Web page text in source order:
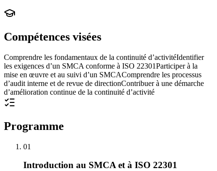
Compétences visées
Comprendre les fondamentaux de la continuité d’activitéIdentifier
les exigences d’un SMCA conforme à ISO 22301Participer à la
mise en œuvre et au suivi d’un SMCAComprendre les processus
d’audit interne et de revue de directionContribuer à une démarche
d’amélioration continue de la continuité d’activité
Programme
01
Introduction au SMCA et à ISO 22301